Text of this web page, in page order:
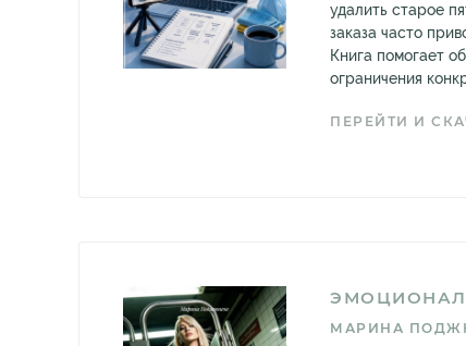
удалить старое
заказа часто
Книга помогает
ограничения
ПЕРЕЙТИ И
МАРИНА